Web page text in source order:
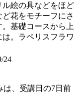
絵の具などをほど
花をモチーフにさ
基礎コースから上
。ラペリスフラワ
24
は、受講日の7日前